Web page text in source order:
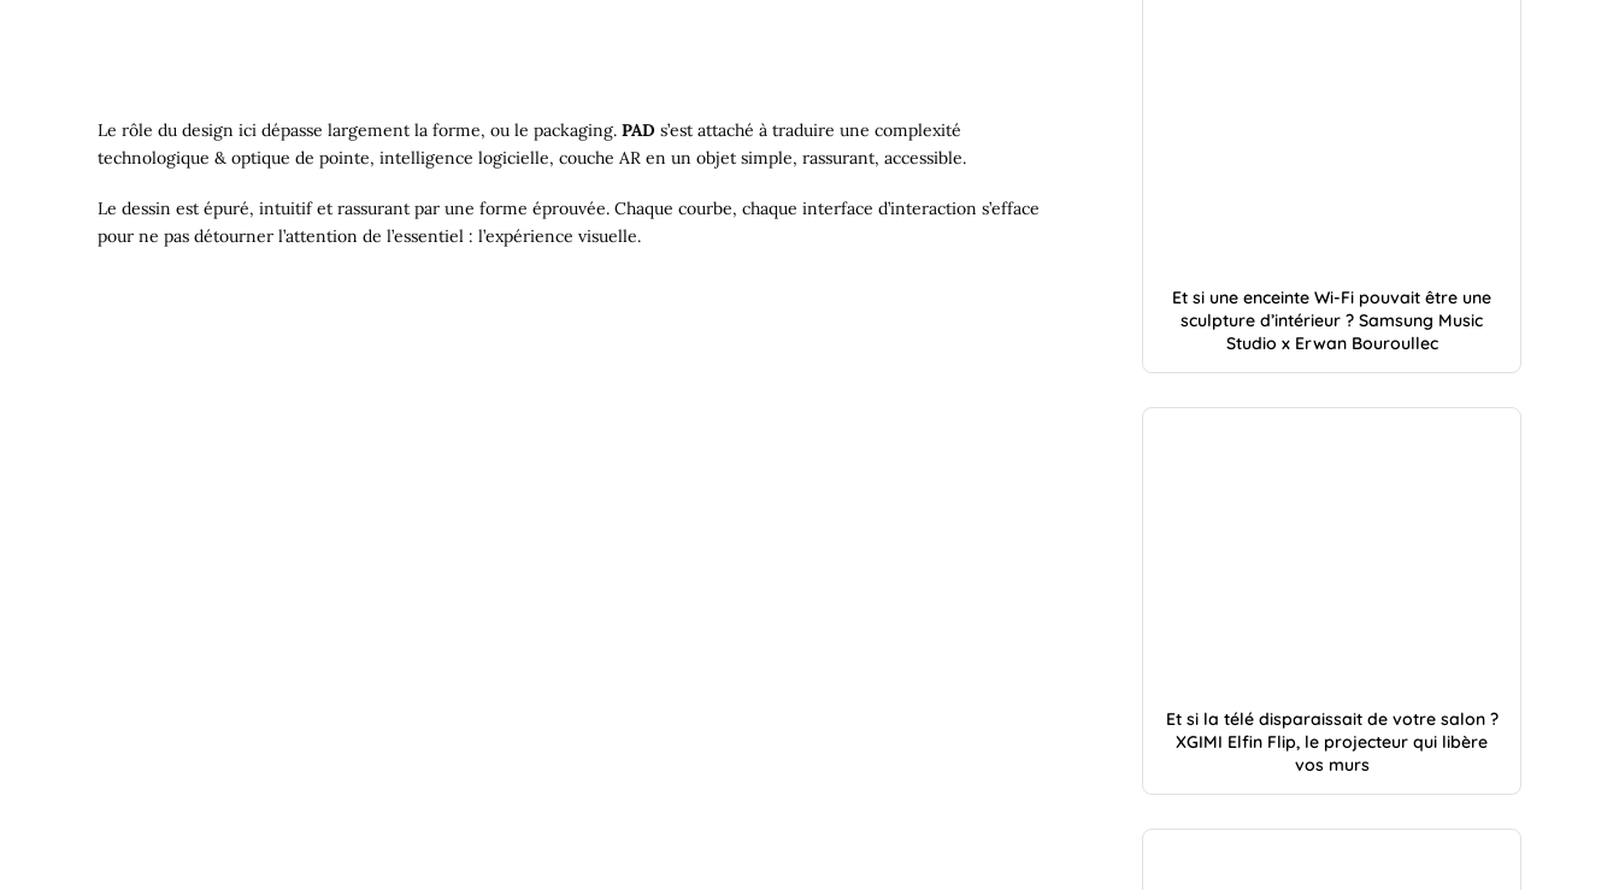
Le rôle du design ici dépasse largement la forme, ou le packaging. PAD s’est attaché à traduire une complexité
technologique & optique de pointe, intelligence logicielle, couche AR en un objet simple, rassurant, accessible.
Le dessin est épuré, intuitif et rassurant par une forme éprouvée. Chaque courbe, chaque interface d’interaction s’efface
pour ne pas détourner l’attention de l’essentiel : l’expérience visuelle.
Et si une enceinte Wi-Fi pouvait être une
sculpture d’intérieur ? Samsung Music
Studio x Erwan Bouroullec
Et si la télé disparaissait de votre salon ?
XGIMI Elfin Flip, le projecteur qui libère
vos murs